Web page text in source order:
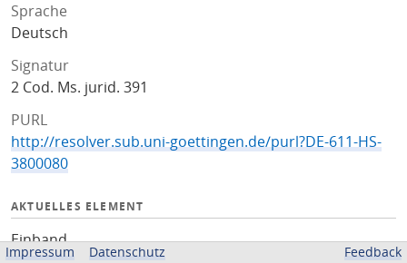
Sprache
Deutsch
Signatur
2 Cod. Ms. jurid. 391
PURL
http://resolver.sub.uni-goettingen.de/purl?DE-611-HS-
3800080
AKTUELLES ELEMENT
Einband
Impressum Datenschutz Feedback